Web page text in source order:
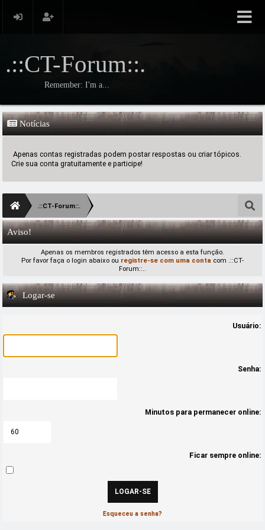
.::CT-Forum::.
Remember: I'm a...
Notícias
Apenas contas registradas podem postar respostas ou criar tópicos.
Crie sua conta gratuitamente e participe!
.::CT-Forum::.
Aviso!
Apenas os membros registrados têm acesso a esta função.
Por favor faça o login abaixo ou registre-se com uma conta com .::CT-
Forum::..
Logar-se
Usuário:
Senha:
Minutos para permanecer online:
Ficar sempre online:
Esqueceu a senha?